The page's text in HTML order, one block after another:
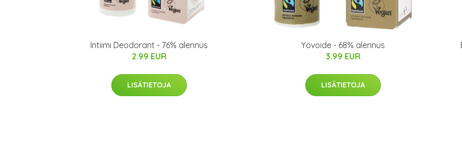
Intiimi Deodorant - 76% alennus
2.99 EUR
LISÄTIETOJA
Yövoide - 68% alennus
3.99 EUR
LISÄTIETOJA